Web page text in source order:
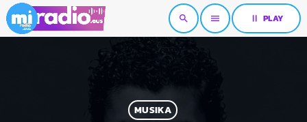
search menu pause PLAY
MUSIKA